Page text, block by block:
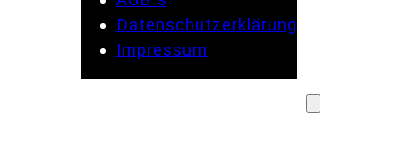
Datenschutzerklärung
Impressum